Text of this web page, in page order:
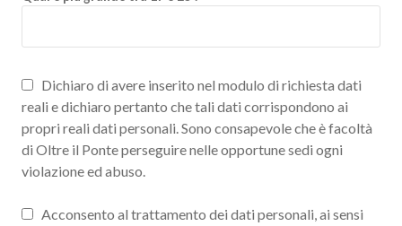
Dichiaro di avere inserito nel modulo di richiesta dati
reali e dichiaro pertanto che tali dati corrispondono ai
propri reali dati personali. Sono consapevole che è facoltà
di Oltre il Ponte perseguire nelle opportune sedi ogni
violazione ed abuso.
Acconsento al trattamento dei dati personali, ai sensi